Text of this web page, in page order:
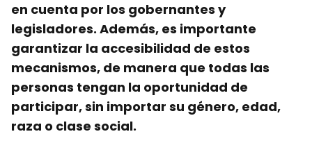
en cuenta por los gobernantes y
legisladores. Además, es importante
garantizar la accesibilidad de estos
mecanismos, de manera que todas las
personas tengan la oportunidad de
participar, sin importar su género, edad,
raza o clase social.